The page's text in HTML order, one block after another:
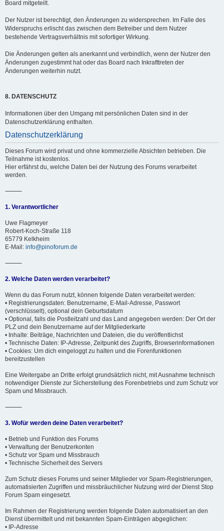
Board mitgeteilt.
Der Nutzer ist berechtigt, den Änderungen zu widersprechen. Im Falle des
Widerspruchs erlischt das zwischen dem Betreiber und dem Nutzer
bestehende Vertragsverhältnis mit sofortiger Wirkung.
Die Änderungen gelten als anerkannt und verbindlich, wenn der Nutzer den
Änderungen zugestimmt hat oder das Board nach Inkrafttreten der
Änderungen weiterhin nutzt.
8. DATENSCHUTZ
Informationen über den Umgang mit persönlichen Daten sind in der
Datenschutzerklärung enthalten.
Datenschutzerklärung
Dieses Forum wird privat und ohne kommerzielle Absichten betrieben. Die
Teilnahme ist kostenlos.
Hier erfährst du, welche Daten bei der Nutzung des Forums verarbeitet
werden.
⸻
1. Verantwortlicher
Uwe Flagmeyer
Robert-Koch-Straße 118
65779 Kelkheim
E-Mail: info@pinoforum.de
⸻
2. Welche Daten werden verarbeitet?
Wenn du das Forum nutzt, können folgende Daten verarbeitet werden:
• Registrierungsdaten: Benutzername, E-Mail-Adresse, Passwort
(verschlüsselt), optional dein Geburtsdatum
• Optional, falls die Postleitzahl und das Land angegeben werden: Der Ort der
PLZ und dein Benutzername auf der Mitgliederkarte
• Inhalte: Beiträge, Nachrichten und Dateien, die du veröffentlichst
• Technische Daten: IP-Adresse, Zeitpunkt des Zugriffs, Browserinformationen
• Cookies: Um dich eingeloggt zu halten und die Forenfunktionen
bereitzustellen
Eine Weitergabe an Dritte erfolgt grundsätzlich nicht, mit Ausnahme technisch
notwendiger Dienste zur Sicherstellung des Forenbetriebs und zum Schutz vor
Spam und Missbrauch.
⸻
3. Wofür werden deine Daten verarbeitet?
• Betrieb und Funktion des Forums
• Verwaltung der Benutzerkonten
• Schutz vor Spam und Missbrauch
• Technische Sicherheit des Servers
Zum Schutz dieses Forums und seiner Mitglieder vor Spam-Registrierungen,
automatisierten Zugriffen und missbräuchlicher Nutzung wird der Dienst Stop
Forum Spam eingesetzt.
Im Rahmen der Registrierung werden folgende Daten automatisiert an den
Dienst übermittelt und mit bekannten Spam-Einträgen abgeglichen:
• IP-Adresse